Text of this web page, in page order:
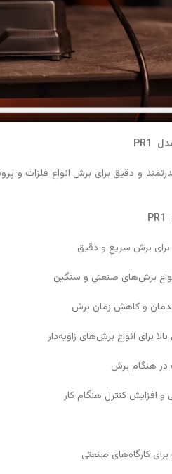
و دقیق برای برش انواع فلزات و
در هنگام برش
کنترل هنگام کار
کارگاه‌های صنعتی